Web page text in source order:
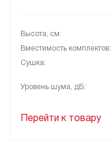
Высота, см:
Вместимость комплектов:
Сушка:
Уровень шума, дБ:
Перейти к товару